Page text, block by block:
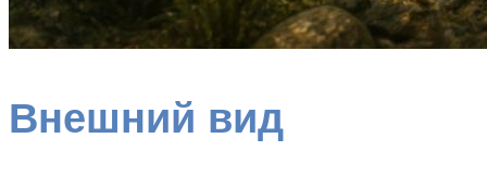
Внешний вид